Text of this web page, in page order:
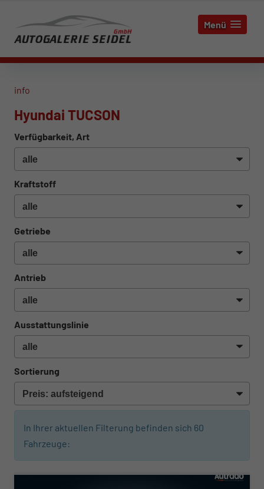
Menü
info
Hyundai TUCSON
Verfügbarkeit, Art
Kraftstoff
Getriebe
Antrieb
Ausstattungslinie
Sortierung
In Ihrer aktuellen Filterung befinden sich 60
Fahrzeuge:
ab 360,– € mtl.